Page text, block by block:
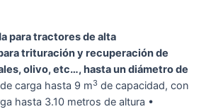
para tractores de alta
trituración y recuperación de
olivo, etc…, hasta un diámetro de
carga hasta 9 m3 de capacidad, con
hasta 3.10 metros de altura •